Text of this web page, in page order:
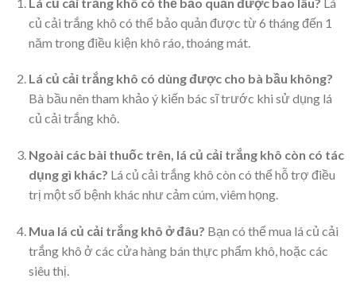
củ cải trắng khô có thể bảo quản được từ 6 tháng đến 1
năm trong điều kiện khô ráo, thoáng mát.
Lá củ cải trắng khô có dùng được cho bà bầu không?
Bà bầu nên tham khảo ý kiến bác sĩ trước khi sử dụng lá
củ cải trắng khô.
Ngoài các bài thuốc trên, lá củ cải trắng khô còn có tác
dụng gì khác? Lá củ cải trắng khô còn có thể hỗ trợ điều
trị một số bệnh khác như cảm cúm, viêm họng.
Mua lá củ cải trắng khô ở đâu? Bạn có thể mua lá củ cải
trắng khô ở các cửa hàng bán thực phẩm khô, hoặc các
siêu thị.